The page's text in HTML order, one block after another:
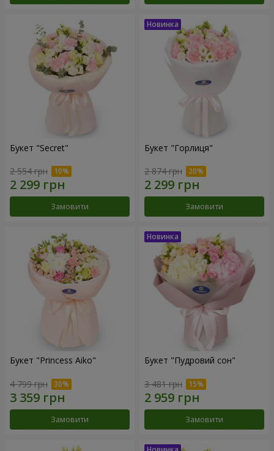
Букет "Secret"
2 554 грн
Замовити
Букет "Горлиця"
2 874 грн
Замовити
Букет "Princess Aiko"
4 799 грн
Замовити
Букет "Пудровий сон"
3 481 грн
Замовити